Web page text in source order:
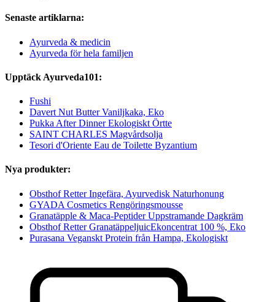
Senaste artiklarna:
Ayurveda & medicin
Ayurveda för hela familjen
Upptäck Ayurveda101:
Fushi
Davert Nut Butter Vaniljkaka, Eko
Pukka After Dinner Ekologiskt Örtte
SAINT CHARLES Magvårdsolja
Tesori d'Oriente Eau de Toilette Byzantium
Nya produkter:
Obsthof Retter Ingefära, Ayurvedisk Naturhonung
GYADA Cosmetics Rengöringsmousse
Granatäpple & Maca-Peptider Uppstramande Dagkräm
Obsthof Retter GranatäppeljuicEkoncentrat 100 %, Eko
Purasana Veganskt Protein från Hampa, Ekologiskt